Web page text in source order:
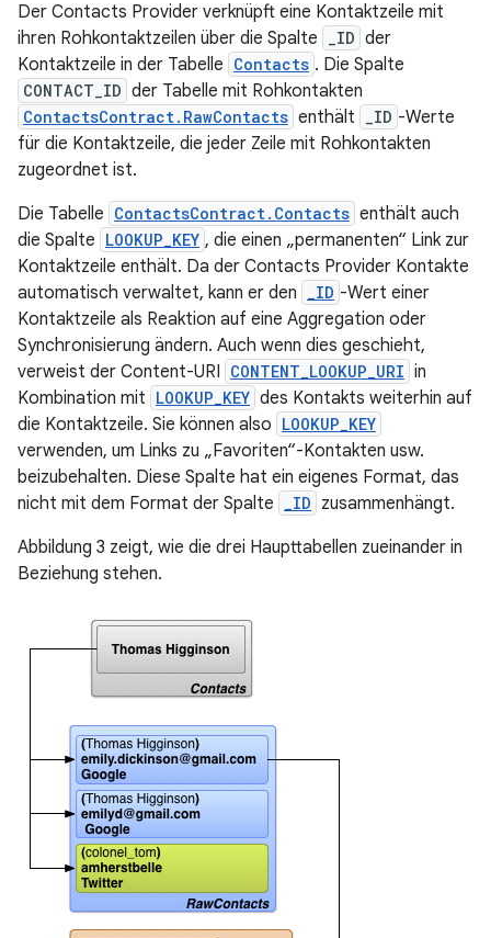
Der Contacts Provider verknüpft eine Kontaktzeile mit
ihren Rohkontaktzeilen über die Spalte
_ID der
Kontaktzeile in der Tabelle Contacts . Die Spalte
CONTACT_ID der Tabelle mit Rohkontakten
ContactsContract.RawContacts enthält _ID -Werte
für die Kontaktzeile, die jeder Zeile mit Rohkontakten
zugeordnet ist.
Die Tabelle ContactsContract.Contacts enthält auch
die Spalte LOOKUP_KEY , die einen „permanenten“ Link zur
Kontaktzeile enthält. Da der Contacts Provider Kontakte
automatisch verwaltet, kann er den _ID -Wert einer
Kontaktzeile als Reaktion auf eine Aggregation oder
Synchronisierung ändern. Auch wenn dies geschieht,
verweist der Content-URI CONTENT_LOOKUP_URI in
Kombination mit LOOKUP_KEY des Kontakts weiterhin auf
die Kontaktzeile. Sie können also LOOKUP_KEY
verwenden, um Links zu „Favoriten“-Kontakten usw.
beizubehalten. Diese Spalte hat ein eigenes Format, das
nicht mit dem Format der Spalte _ID zusammenhängt.
Abbildung 3 zeigt, wie die drei Haupttabellen zueinander in
Beziehung stehen.